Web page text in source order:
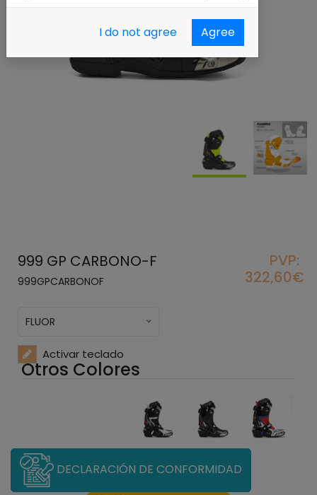
999 GP CARBONO-F
999GPCARBONOF
PVP:
322,60€
FLUOR
Activar teclado
Otros Colores
DECLARACIÓN DE CONFORMIDAD
I do not agree Agree